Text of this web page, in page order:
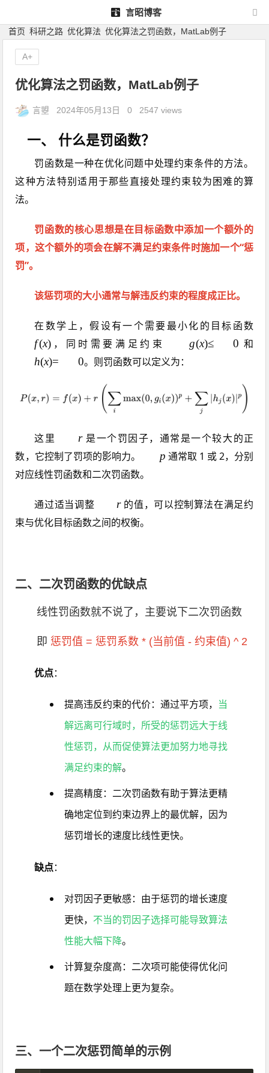
言昭博客
首页 科研之路 优化算法 优化算法之罚函数，MatLab例子
优化算法之罚函数，MatLab例子
言曌 2024年05月13日 0 2547 views
一、 什么是罚函数？
罚函数是一种在优化问题中处理约束条件的方法。
这种方法特别适用于那些直接处理约束较为困难的算
法。
罚函数的核心思想是在目标函数中添加一个额外的
项，这个额外的项会在解不满足约束条件时施加一个“惩
罚”。
该惩罚项的大小通常与解违反约束的程度成正比。
在数学上，假设有一个需要最小化的目标函数
f(x)，同时需要满足约束
𝑔
(
𝑥
≤
g(x)≤ 0 和
h(x)= 0。则罚函数可以定义为：
这里 𝑟
r是一个罚因子，通常是一个较大的正
数，它控制了罚项的影响力。
𝑝
p 通常取 1 或 2，分别
对应线性罚函数和二次罚函数。
通过适当调整 𝑟
r的值，可以控制算法在满足约
束与优化目标函数之间的权衡。
二、二次罚函数的优缺点
线性罚函数就不说了，主要说下二次罚函数
即 惩罚值 = 惩罚系数 * (当前值 - 约束值) ^ 2
优点：
提高违反约束的代价：通过平方项， 当
解远离可行域时，所受的惩罚远大于线
性惩罚，从而促使算法更加努力地寻找
满足约束的解。
提高精度：二次罚函数有助于算法更精
确地定位到约束边界上的最优解，因为
惩罚增长的速度比线性更快。
缺点：
对罚因子更敏感：由于惩罚的增长速度
更快， 不当的罚因子选择可能导致算法
性能大幅下降。
计算复杂度高：二次项可能使得优化问
题在数学处理上更为复杂。
三、一个二次惩罚简单的示例
A+